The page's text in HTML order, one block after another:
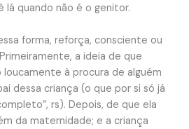
lá quando não é o genitor.
forma, reforça, consciente ou
a ideia de que
à procura de alguém
dessa criança (o que por si só já
rs). Depois, de que ela
da maternidade; e a criança